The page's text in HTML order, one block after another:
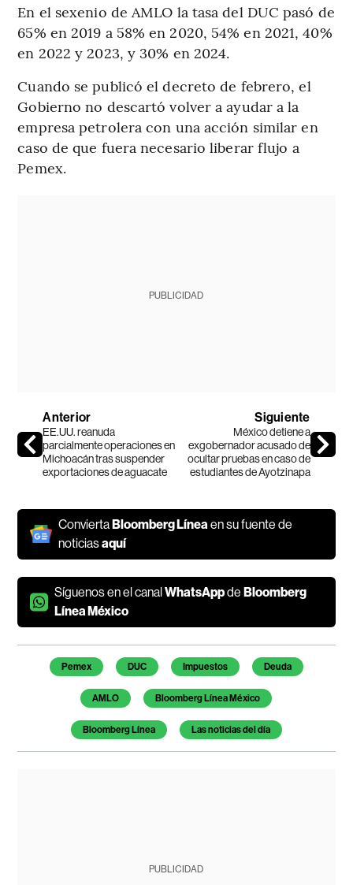
En el sexenio de AMLO la tasa del DUC pasó de
65% en 2019 a 58% en 2020, 54% en 2021, 40%
en 2022 y 2023, y 30% en 2024.
Cuando se publicó el decreto de febrero, el
Gobierno no descartó volver a ayudar a la
empresa petrolera con una acción similar en
caso de que fuera necesario liberar flujo a
Pemex.
PUBLICIDAD
Anterior
EE.UU. reanuda
parcialmente operaciones en
Michoacán tras suspender
exportaciones de aguacate
Siguiente
México detiene a
exgobernador acusado de
ocultar pruebas en caso de
estudiantes de Ayotzinapa
ConviertaBloomberg Línea en su fuente de
noticiasaquí
Síguenos en el canalWhatsAppdeBloomberg
Línea México
Temas de este artículo
Pemex DUC Impuestos Deuda
AMLO Bloomberg Línea México
Bloomberg Línea Las noticias del día
PUBLICIDAD